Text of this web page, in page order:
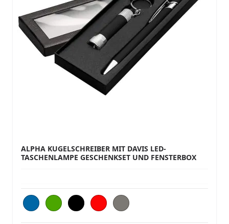
ALPHA KUGELSCHREIBER MIT DAVIS LED-
TASCHENLAMPE GESCHENKSET UND FENSTERBOX